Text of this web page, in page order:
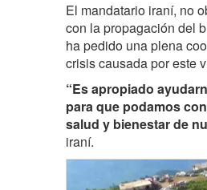
El mandatario iraní, no
con la propagación del
ha pedido una plena
crisis causada por este
“Es apropiado
para que podamos
salud y bienestar de
iraní.